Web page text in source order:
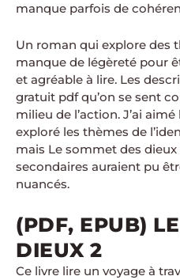
manque parfois de
Un roman qui explore des
manque de légèreté pour
et agréable à lire. Les
gratuit pdf qu’on se sent
milieu de l’action. J’ai
exploré les thèmes de
mais Le sommet des
secondaires auraient pu
nuancés.
(PDF, EPUB)
DIEUX 2
Ce livre lire un voyage à